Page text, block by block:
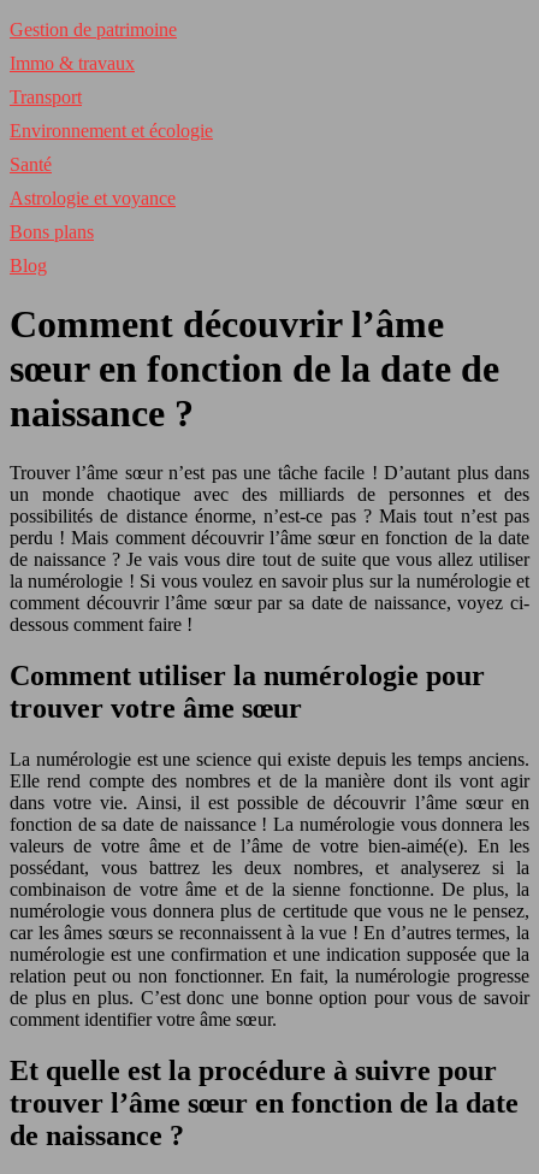
Gestion de patrimoine
Immo & travaux
Transport
Environnement et écologie
Santé
Astrologie et voyance
Bons plans
Blog
Comment découvrir l’âme
sœur en fonction de la date de
naissance ?
Trouver l’âme sœur n’est pas une tâche facile ! D’autant plus dans
un monde chaotique avec des milliards de personnes et des
possibilités de distance énorme, n’est-ce pas ? Mais tout n’est pas
perdu ! Mais comment découvrir l’âme sœur en fonction de la date
de naissance ? Je vais vous dire tout de suite que vous allez utiliser
la numérologie ! Si vous voulez en savoir plus sur la numérologie et
comment découvrir l’âme sœur par sa date de naissance, voyez ci-
dessous comment faire !
Comment utiliser la numérologie pour
trouver votre âme sœur
La numérologie est une science qui existe depuis les temps anciens.
Elle rend compte des nombres et de la manière dont ils vont agir
dans votre vie. Ainsi, il est possible de découvrir l’âme sœur en
fonction de sa date de naissance ! La numérologie vous donnera les
valeurs de votre âme et de l’âme de votre bien-aimé(e). En les
possédant, vous battrez les deux nombres, et analyserez si la
combinaison de votre âme et de la sienne fonctionne. De plus, la
numérologie vous donnera plus de certitude que vous ne le pensez,
car les âmes sœurs se reconnaissent à la vue ! En d’autres termes, la
numérologie est une confirmation et une indication supposée que la
relation peut ou non fonctionner. En fait, la numérologie progresse
de plus en plus. C’est donc une bonne option pour vous de savoir
comment identifier votre âme sœur.
Et quelle est la procédure à suivre pour
trouver l’âme sœur en fonction de la date
de naissance ?